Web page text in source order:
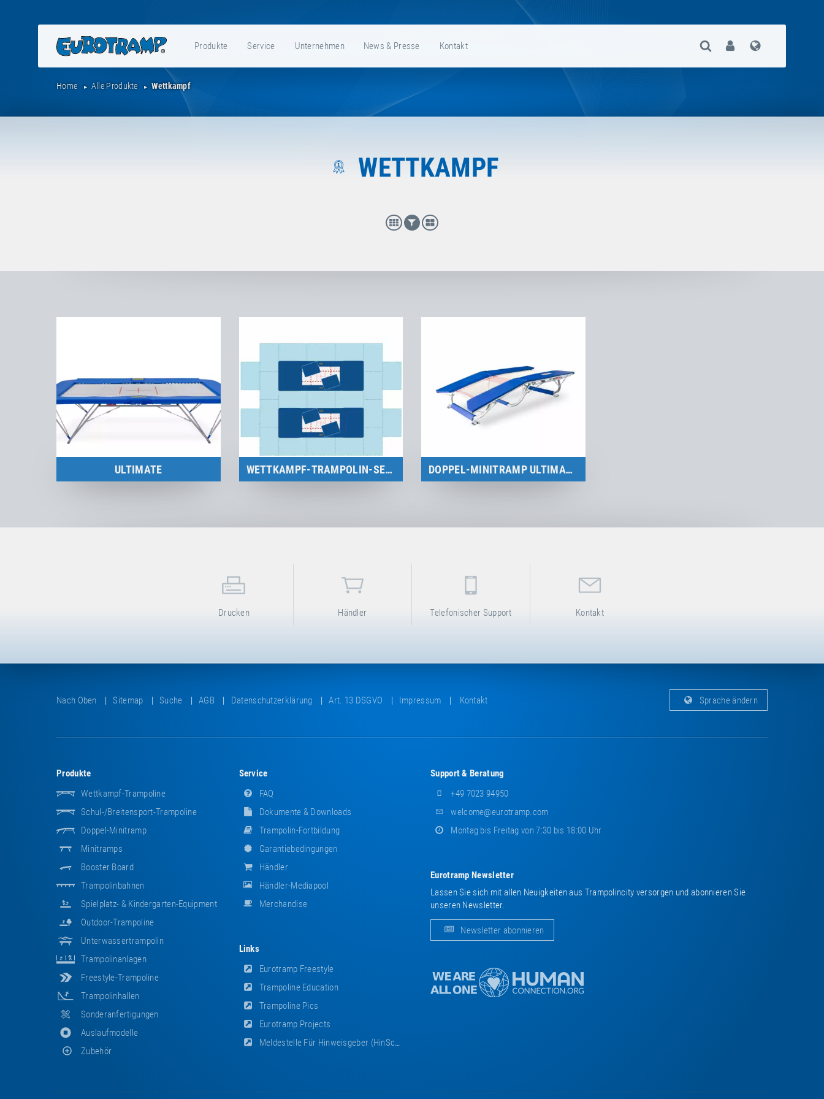
Produkte Service Unternehmen News & Presse Kontakt Suche Öffnen
User
Home Alle Produkte Wettkampf
WETTKAMPF
ULTIMATE WETTKAMPF-TRAMPOLIN-SETS DOPPEL-MINITRAMP ULTIMATE 6X6
Drucken Händler Telefonischer Support Kontakt
Nach Oben Sitemap Suche AGB Datenschutzerklärung Art. 13 DSGVO Impressum Kontakt Sprache ändern
Produkte
Wettkampf-Trampoline
Schul-/Breitensport-Trampoline
Doppel-Minitramp
Minitramps
Booster Board
Trampolinbahnen
Spielplatz- & Kindergarten-Equipment
Outdoor-Trampoline
Unterwassertrampolin
Trampolinanlagen
Freestyle-Trampoline
Trampolinhallen
Sonderanfertigungen
Auslaufmodelle
Zubehör
Service
FAQ
Dokumente & Downloads
Trampolin-Fortbildung
Garantiebedingungen
Händler
Händler-Mediapool
Merchandise
Links
Eurotramp Freestyle
Trampoline Education
Trampoline Pics
Eurotramp Projects
Meldestelle Für Hinweisgeber (HinSchG)
Support & Beratung
+49 7023 94950
welcome@eurotramp.com
Montag bis Freitag von 7:30 bis 18:00 Uhr
Eurotramp Newsletter
Lassen Sie sich mit allen Neuigkeiten aus Trampolincity versorgen und abonnieren Sie
unseren Newsletter.
Newsletter abonnieren